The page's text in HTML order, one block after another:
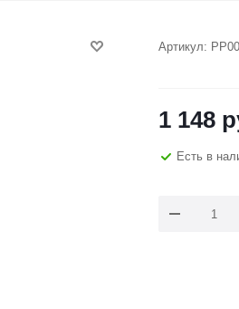
Артикул:
1 148
Есть в